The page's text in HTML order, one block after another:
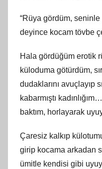
“Rüya gördüm,
deyince kocam tövbe
Hala gördüğüm erotik
küloduma götürdüm,
dudaklarını avuçlayıp
kabarmıştı
baktım, horlayarak
Çaresiz kalkıp
girip kocama arkadan
ümitle kendisi gibi